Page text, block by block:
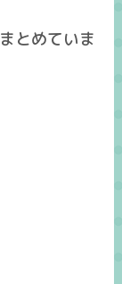
とめていま